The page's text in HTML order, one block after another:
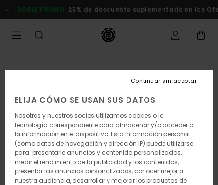
la
DOBLE PROMO 25% de descuento suplementario en las
ELIJA CÓMO SE USAN SUS DATOS
Nosotros y nuestros socios utilizamos cookies o la
tecnología correspondiente para almacenar y/o acceder a
la información en el dispositivo. Esta información personal
(como datos de navegación y dirección IP) puede utilizarse
para: presentarle anuncios y contenido personalizados,
medir el rendimiento de la publicidad y los contenidos,
presentar las anuncios personalizados, conocer mejor a
nuestra audiencia, desarrollar y mejorar los productos de
Continuar sin aceptar